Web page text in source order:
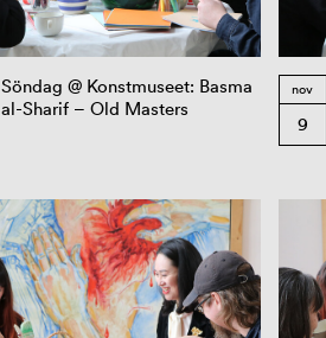
Söndag @ Konstmuseet: Basma
al-Sharif – Old Masters
nov
9